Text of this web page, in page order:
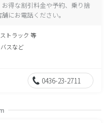
得な割引料金や予約、乗り捨
にお電話ください。
トラック 等
スなど
0436-23-2711